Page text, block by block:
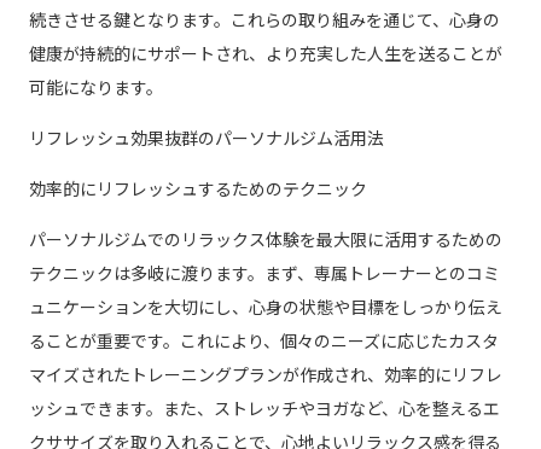
続きさせる鍵となります。これらの取り組みを通じて、心身の
健康が持続的にサポートされ、より充実した人生を送ることが
可能になります。
リフレッシュ効果抜群のパーソナルジム活用法
効率的にリフレッシュするためのテクニック
パーソナルジムでのリラックス体験を最大限に活用するための
テクニックは多岐に渡ります。まず、専属トレーナーとのコミ
ュニケーションを大切にし、心身の状態や目標をしっかり伝え
ることが重要です。これにより、個々のニーズに応じたカスタ
マイズされたトレーニングプランが作成され、効率的にリフレ
ッシュできます。また、ストレッチやヨガなど、心を整えるエ
クササイズを取り入れることで、心地よいリラックス感を得る